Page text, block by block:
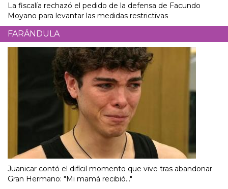
La fiscalía rechazó el pedido de la defensa de Facundo
Moyano para levantar las medidas restrictivas
FARÁNDULA
Juanicar contó el difícil momento que vive tras abandonar
Gran Hermano: "Mi mamá recibió..."